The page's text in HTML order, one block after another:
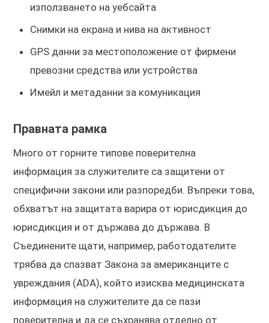
използването на уебсайта
Снимки на екрана и нива на активност
GPS данни за местоположение от фирмени
превозни средства или устройства
Имейл и метаданни за комуникация
Правната рамка
Много от горните типове поверителна
информация за служителите са защитени от
специфични закони или разпоредби. Въпреки това,
обхватът на защитата варира от юрисдикция до
юрисдикция и от държава до държава. В
Съединените щати, например, работодателите
трябва да спазват Закона за американците с
увреждания (ADA), който изисква медицинската
информация на служителите да се пази
поверителна и да се съхранява отделно от